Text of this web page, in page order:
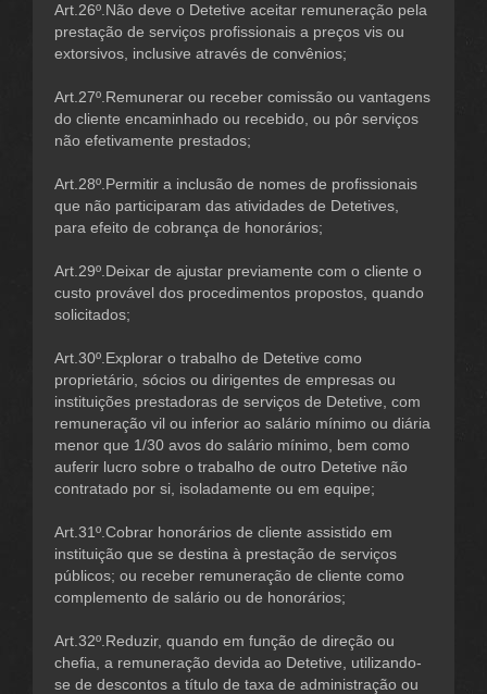
Art.26º.Não deve o Detetive aceitar remuneração pela
prestação de serviços profissionais a preços vis ou
extorsivos, inclusive através de convênios;
Art.27º.Remunerar ou receber comissão ou vantagens
do cliente encaminhado ou recebido, ou pôr serviços
não efetivamente prestados;
Art.28º.Permitir a inclusão de nomes de profissionais
que não participaram das atividades de Detetives,
para efeito de cobrança de honorários;
Art.29º.Deixar de ajustar previamente com o cliente o
custo provável dos procedimentos propostos, quando
solicitados;
Art.30º.Explorar o trabalho de Detetive como
proprietário, sócios ou dirigentes de empresas ou
instituições prestadoras de serviços de Detetive, com
remuneração vil ou inferior ao salário mínimo ou diária
menor que 1/30 avos do salário mínimo, bem como
auferir lucro sobre o trabalho de outro Detetive não
contratado por si, isoladamente ou em equipe;
Art.31º.Cobrar honorários de cliente assistido em
instituição que se destina à prestação de serviços
públicos; ou receber remuneração de cliente como
complemento de salário ou de honorários;
Art.32º.Reduzir, quando em função de direção ou
chefia, a remuneração devida ao Detetive, utilizando-
se de descontos a título de taxa de administração ou